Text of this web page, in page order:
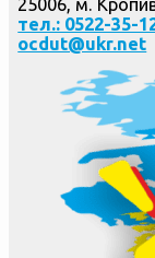
25006, м.
тел.: 0522-35-
ocdut@ukr.net